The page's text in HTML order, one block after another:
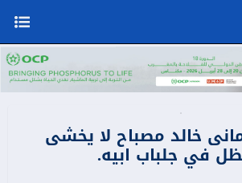
خالد مصباح لا يخشى
في جلباب ابيه.